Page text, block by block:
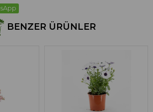
BENZER ÜRÜNLER